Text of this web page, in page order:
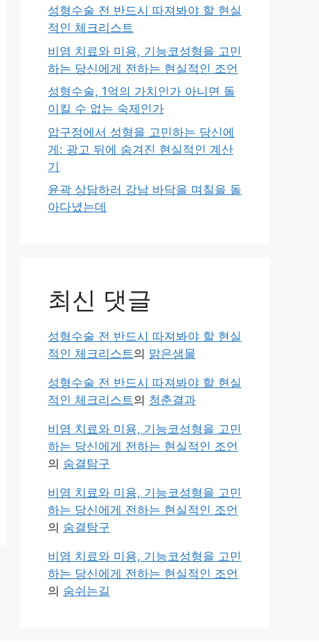
성형수술 전 반드시 따져봐야 할 현실
적인 체크리스트
비염 치료와 미용, 기능코성형을 고민
하는 당신에게 전하는 현실적인 조언
성형수술, 1억의 가치인가 아니면 돌
이킬 수 없는 숙제인가
압구정에서 성형을 고민하는 당신에
게: 광고 뒤에 숨겨진 현실적인 계산
기
윤곽 상담하러 강남 바닥을 며칠을 돌
아다녔는데
최신 댓글
성형수술 전 반드시 따져봐야 할 현실
적인 체크리스트의 맑은샘물
성형수술 전 반드시 따져봐야 할 현실
적인 체크리스트의 청춘결과
비염 치료와 미용, 기능코성형을 고민
하는 당신에게 전하는 현실적인 조언
의 숨결탐구
비염 치료와 미용, 기능코성형을 고민
하는 당신에게 전하는 현실적인 조언
의 숨결탐구
비염 치료와 미용, 기능코성형을 고민
하는 당신에게 전하는 현실적인 조언
의 숨쉬는길